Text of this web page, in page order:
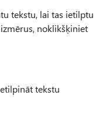
tekstu, lai tas ietilptu
noklikšķiniet
tekstu